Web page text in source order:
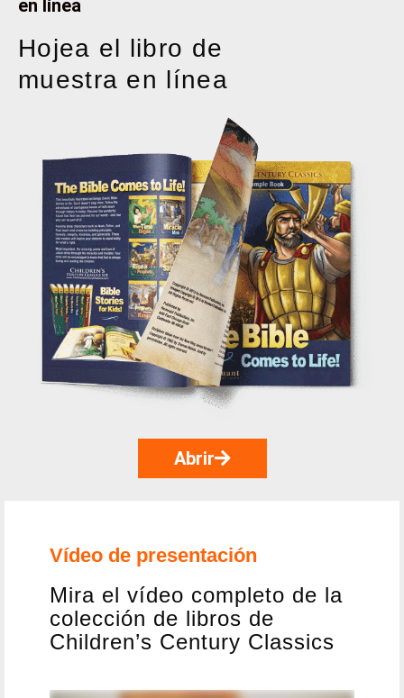
en línea
Hojea el libro de
muestra en línea
Abrir
Vídeo de presentación
Mira el vídeo completo de la
colección de libros de
Children’s Century Classics